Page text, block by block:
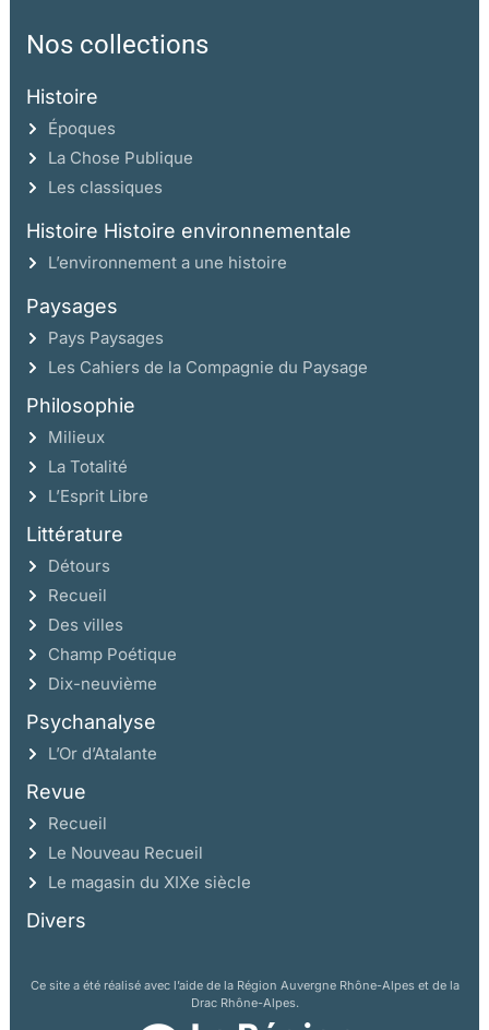
Nos collections
Histoire
Époques
La Chose Publique
Les classiques
Histoire Histoire environnementale
L’environnement a une histoire
Paysages
Pays Paysages
Les Cahiers de la Compagnie du Paysage
Philosophie
Milieux
La Totalité
L’Esprit Libre
Littérature
Détours
Recueil
Des villes
Champ Poétique
Dix-neuvième
Psychanalyse
L’Or d’Atalante
Revue
Recueil
Le Nouveau Recueil
Le magasin du XIXe siècle
Divers
Ce site a été réalisé avec l’aide de la Région Auvergne Rhône-Alpes et de la
Drac Rhône-Alpes.